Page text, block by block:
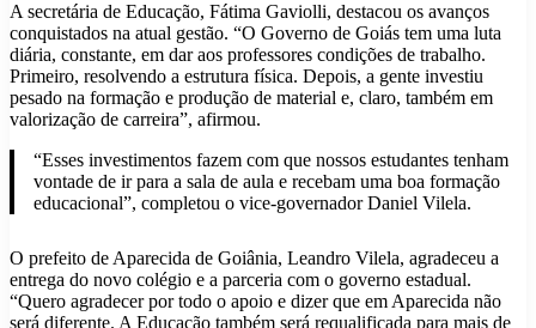
A secretária de Educação, Fátima Gaviolli, destacou os avanços
conquistados na atual gestão. “O Governo de Goiás tem uma luta
diária, constante, em dar aos professores condições de trabalho.
Primeiro, resolvendo a estrutura física. Depois, a gente investiu
pesado na formação e produção de material e, claro, também em
valorização de carreira”, afirmou.
“Esses investimentos fazem com que nossos estudantes tenham
vontade de ir para a sala de aula e recebam uma boa formação
educacional”, completou o vice-governador Daniel Vilela.
O prefeito de Aparecida de Goiânia, Leandro Vilela, agradeceu a
entrega do novo colégio e a parceria com o governo estadual.
“Quero agradecer por todo o apoio e dizer que em Aparecida não
será diferente. A Educação também será requalificada para mais de